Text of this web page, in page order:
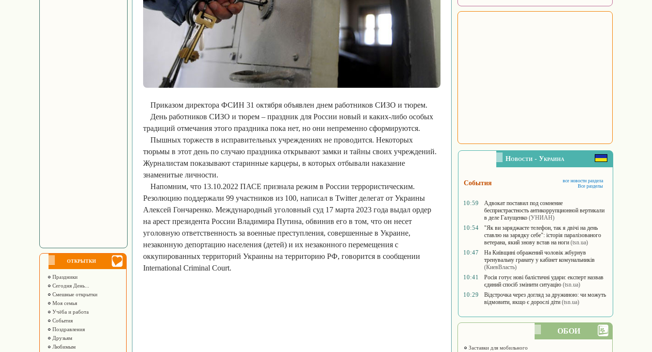
ОТКРЫТКИ
Праздники
Сегодня День...
Смешные открытки
Моя семья
Учёба и работа
События
Поздравления
Друзьям
Любимым
Приказом директора ФСИН 31 октября объявлен днем работников СИЗО и тюрем.
День работников СИЗО и тюрем – праздник для России новый и каких-либо особых
традиций отмечания этого праздника пока нет, но они непременно сформируются.
Пышных торжеств в исправительных учреждениях не проводится. Некоторых
тюрьмы в этот день по случаю праздника открывают замки и тайны своих учреждений.
Журналистам показывают старинные карцеры, в которых отбывали наказание
знаменитые личности.
Напомним, что 13.10.2022 ПАСЕ признала режим в России террористическим.
Резолюцию поддержали 99 участников из 100, написал в Twitter делегат от Украины
Алексей Гончаренко. Международный уголовный суд 17 марта 2023 года выдал ордер
на арест президента России Владимира Путина, обвинив его в том, что он несет
уголовную ответственность за военные преступления, совершенные в Украине,
незаконную депортацию населения (детей) и их незаконного перемещения с
оккупированных территорий Украины на территорию РФ, говорится в сообщении
International Criminal Court.
Новости - Украина
События
все новости раздела
Все разделы
10:59
Адвокат поставил под сомнение
беспристрастность антикоррупционной вертикали
в деле Галущенко (УНИАН)
10:54
"Як ви заряджаєте телефон, так я двічі на день
ставлю на зарядку себе": історія паралізованого
ветерана, який знову встав на ноги (tsn.ua)
10:47
На Київщині ображений чоловік жбурнув
тренувальну гранату у кабінет комунальників
(КиевВласть)
10:41
Росія готує нові балістичні удари: експерт назвав
єдиний спосіб змінити ситуацію (tsn.ua)
10:29
Відстрочка через догляд за дружиною: чи можуть
відмовити, якщо є дорослі діти (tsn.ua)
ОБОИ
Заставки для мобильного